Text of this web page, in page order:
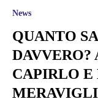
News
QUANTO
DAVVERO?
CAPIRLO